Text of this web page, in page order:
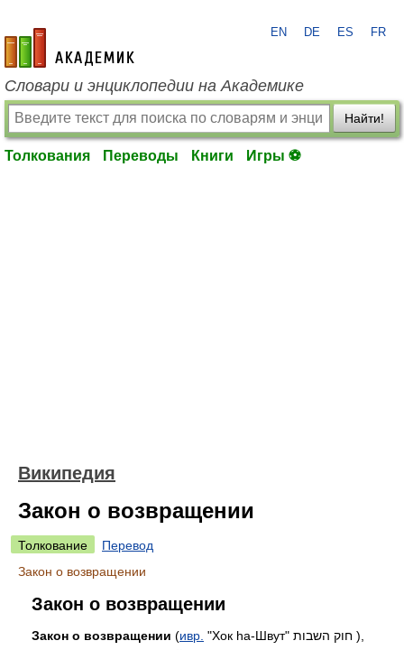
academic.ru
EN DE ES FR
Словари и энциклопедии на Академике
Найти!
Толкования Переводы Книги Игры ⚽
Википедия
Закон о возвращении
Толкование
Перевод
Закон о возвращении
Закон о возвращении
Закон о возвращении (ивр. "Хок hа-Швут" חוק השבות ‎),